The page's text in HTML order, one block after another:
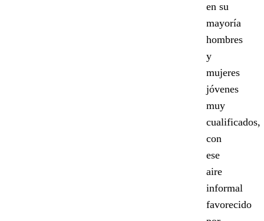
en su
mayoría
hombres
y
mujeres
jóvenes
muy
cualificados,
con
ese
aire
informal
favorecido